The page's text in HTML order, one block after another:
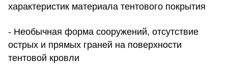
характеристик материала тентового покрытия
- Необычная форма сооружений, отсутствие
острых и прямых граней на поверхности
тентовой кровли